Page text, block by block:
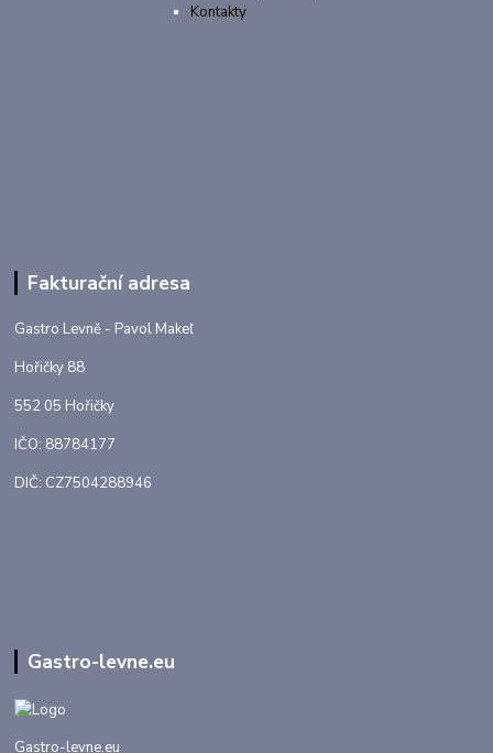
Kontakty
Fakturační adresa
Gastro Levně - Pavol Makeľ
Hořičky 88
552 05 Hořičky
IČO: 88784177
DIČ: CZ7504288946
Gastro-levne.eu
Gastro-levne.eu